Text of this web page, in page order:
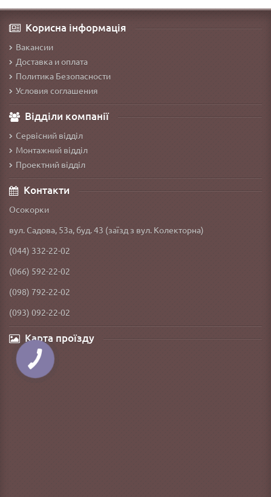
Корисна інформація
Вакансии
Доставка и оплата
Политика Безопасности
Условия соглашения
Відділи компанії
Сервісний відділ
Монтажний відділ
Проектний відділ
Контакти
Осокорки
вул. Садова, 53а, буд. 43 (заїзд з вул. Колекторна)
(044) 332-22-02
(066) 592-22-02
(098) 792-22-02
(093) 092-22-02
Карта проїзду